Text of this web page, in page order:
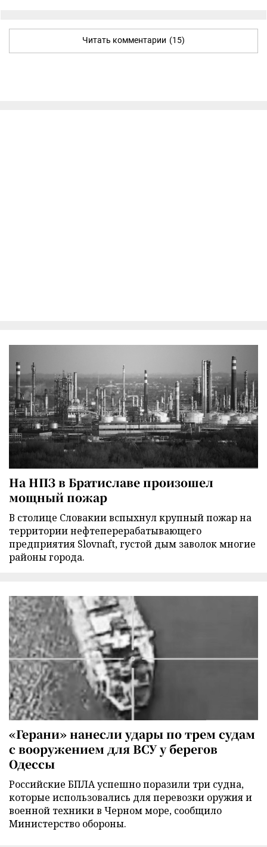
Читать комментарии (15)
На НПЗ в Братиславе произошел
мощный пожар
В столице Словакии вспыхнул крупный пожар на
территории нефтеперерабатывающего
предприятия Slovnaft, густой дым заволок многие
районы города.
«Герани» нанесли удары по трем судам
с вооружением для ВСУ у берегов
Одессы
Российские БПЛА успешно поразили три судна,
которые использовались для перевозки оружия и
военной техники в Черном море, сообщило
Министерство обороны.